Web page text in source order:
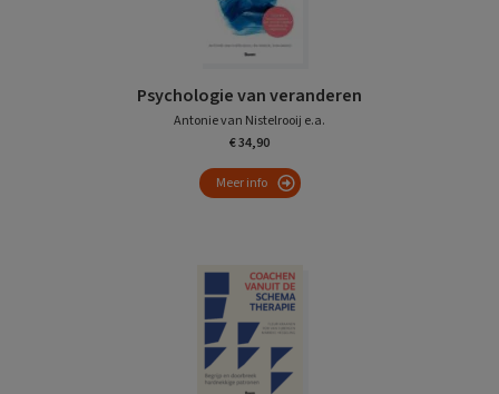
Psychologie van veranderen
Antonie van Nistelrooij e.a.
€ 34,90
Meer info